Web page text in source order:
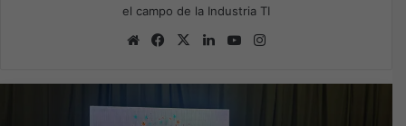
el campo de la Industria TI
Sitio
Facebook
X LinkedInYouTube